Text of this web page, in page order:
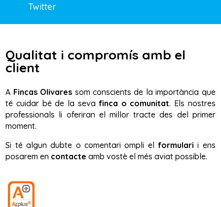
Twitter
Qualitat i compromís amb el
client
A Fincas Olivares som conscients de la importància que
té cuidar bé de la seva finca o comunitat. Els nostres
professionals li oferiran el millor tracte des del primer
moment.
Si té algun dubte o comentari ompli elformulari i ens
posarem en contacte amb vostè el més aviat possible.